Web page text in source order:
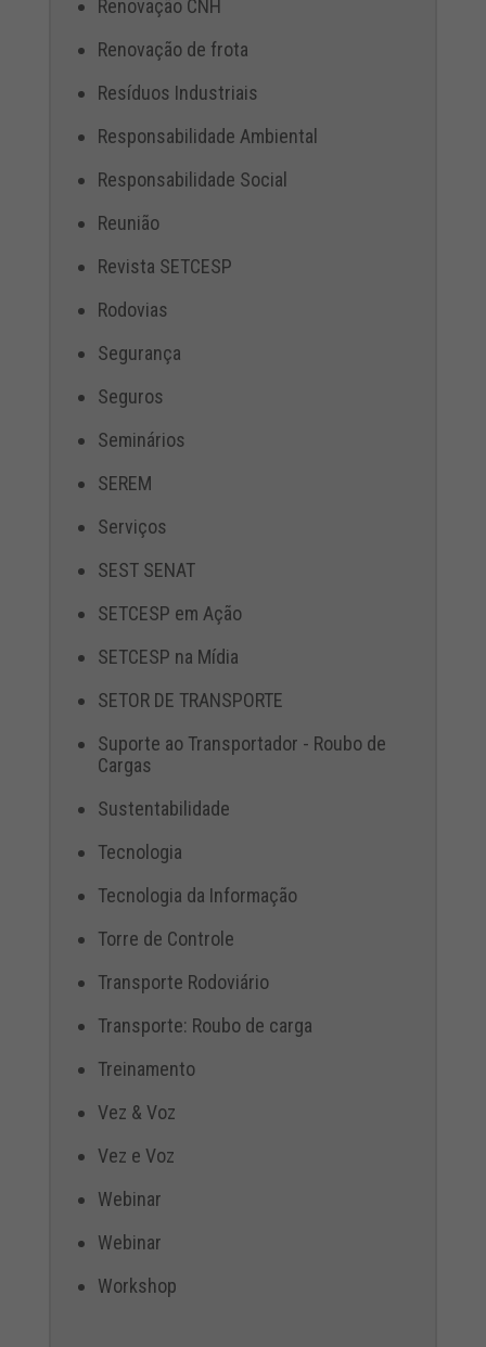
Renovação CNH
Renovação de frota
Resíduos Industriais
Responsabilidade Ambiental
Responsabilidade Social
Reunião
Revista SETCESP
Rodovias
Segurança
Seguros
Seminários
SEREM
Serviços
SEST SENAT
SETCESP em Ação
SETCESP na Mídia
SETOR DE TRANSPORTE
Suporte ao Transportador - Roubo de
Cargas
Sustentabilidade
Tecnologia
Tecnologia da Informação
Torre de Controle
Transporte Rodoviário
Transporte: Roubo de carga
Treinamento
Vez & Voz
Vez e Voz
Webinar
Webinar
Workshop